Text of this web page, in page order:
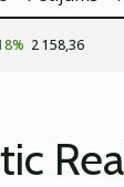
% 2 158,36